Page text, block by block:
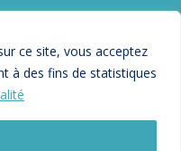
ce site, vous acceptez
à des fins de statistiques